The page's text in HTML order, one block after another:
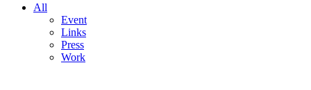
All
Event
Links
Press
Work